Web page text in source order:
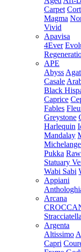
Carpet
Magma
Vivid
Apavisa
4Ever
APE
Abyss
Casale
Black
Caprice
Fables
Greystone
Harlequin
Mandalay
Pukka Raw
Statuary
Wabi Sabi
Appiani
Arcana
Stracciatella
Argenta
Altissimo
Capri